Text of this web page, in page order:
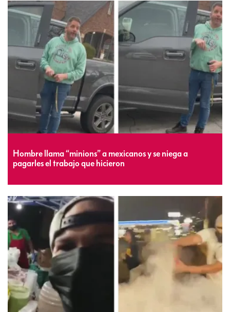
Hombre llama “minions” a mexicanos y se niega a
pagarles el trabajo que hicieron